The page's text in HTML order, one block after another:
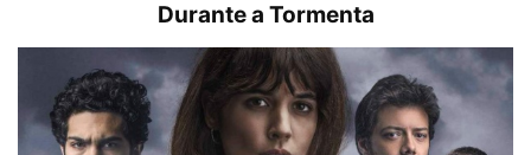
Durante a Tormenta